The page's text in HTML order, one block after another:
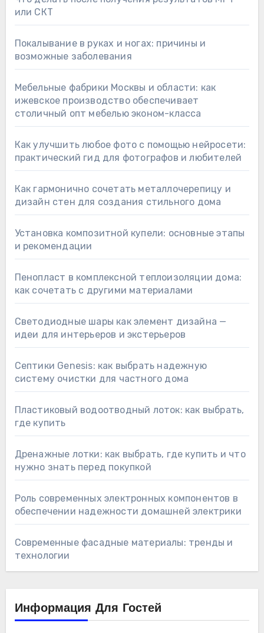
или СКТ
Покалывание в руках и ногах: причины и
возможные заболевания
Мебельные фабрики Москвы и области: как
ижевское производство обеспечивает
столичный опт мебелью эконом-класса
Как улучшить любое фото с помощью нейросети:
практический гид для фотографов и любителей
Как гармонично сочетать металлочерепицу и
дизайн стен для создания стильного дома
Установка композитной купели: основные этапы
и рекомендации
Пенопласт в комплексной теплоизоляции дома:
как сочетать с другими материалами
Светодиодные шары как элемент дизайна —
идеи для интерьеров и экстерьеров
Септики Genesis: как выбрать надежную
систему очистки для частного дома
Пластиковый водоотводный лоток: как выбрать,
где купить
Дренажные лотки: как выбрать, где купить и что
нужно знать перед покупкой
Роль современных электронных компонентов в
обеспечении надежности домашней электрики
Современные фасадные материалы: тренды и
технологии
Информация Для Гостей